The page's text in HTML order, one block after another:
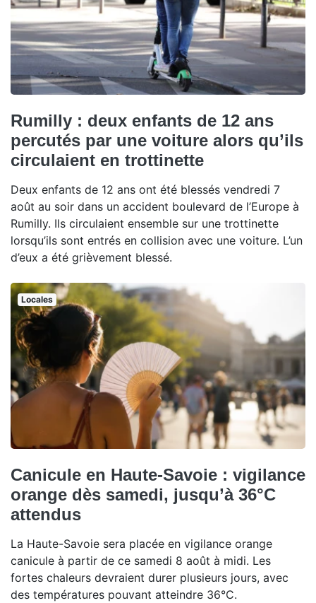
Rumilly : deux enfants de 12 ans
percutés par une voiture alors qu’ils
circulaient en trottinette
Deux enfants de 12 ans ont été blessés vendredi 7
août au soir dans un accident boulevard de l’Europe à
Rumilly. Ils circulaient ensemble sur une trottinette
lorsqu’ils sont entrés en collision avec une voiture. L’un
d’eux a été grièvement blessé.
Locales
Canicule en Haute-Savoie : vigilance
orange dès samedi, jusqu’à 36°C
attendus
La Haute-Savoie sera placée en vigilance orange
canicule à partir de ce samedi 8 août à midi. Les
fortes chaleurs devraient durer plusieurs jours, avec
des températures pouvant atteindre 36°C.